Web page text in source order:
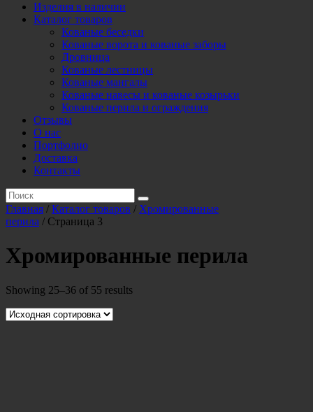
Изделия в наличии
Каталог товаров
Кованые беседки
Кованые ворота и кованые заборы
Дровница
Кованые лестницы
Кованые мангалы
Кованые навесы и кованые козырьки
Кованые перила и ограждения
Отзывы
О нас
Портфолио
Доставка
Контакты
Главная / Каталог товаров / Хромированные
перила / Страница 3
Хромированные перила
Showing 25–36 of 55 results